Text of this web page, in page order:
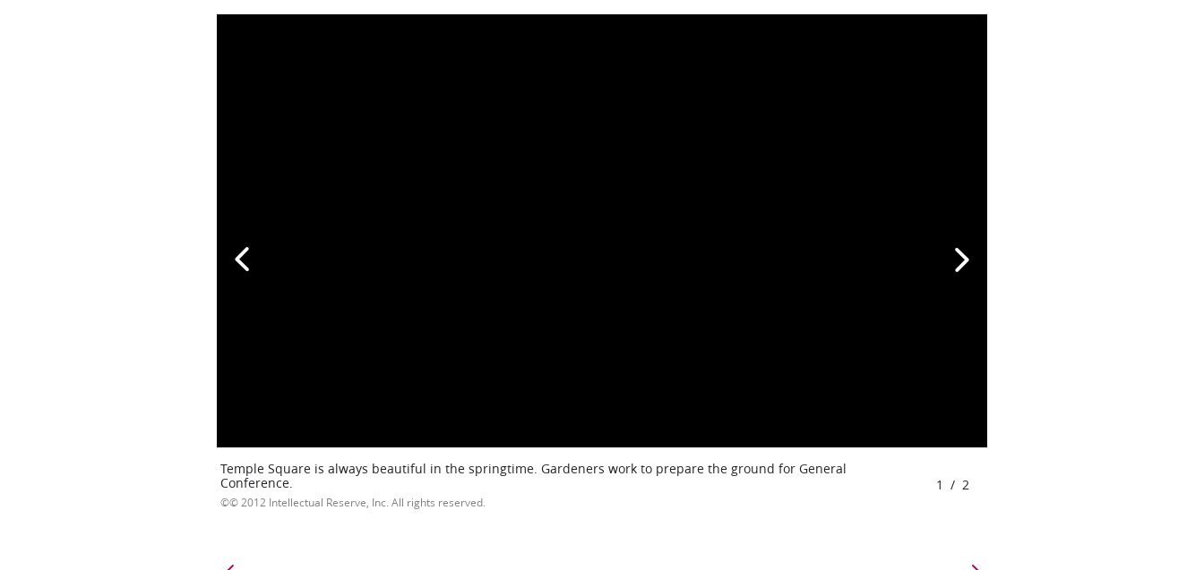
Temple Square is always beautiful in the springtime. Gardeners work to prepare the ground for General
Conference.
© 2012 Intellectual Reserve, Inc. All rights reserved.
1 / 2